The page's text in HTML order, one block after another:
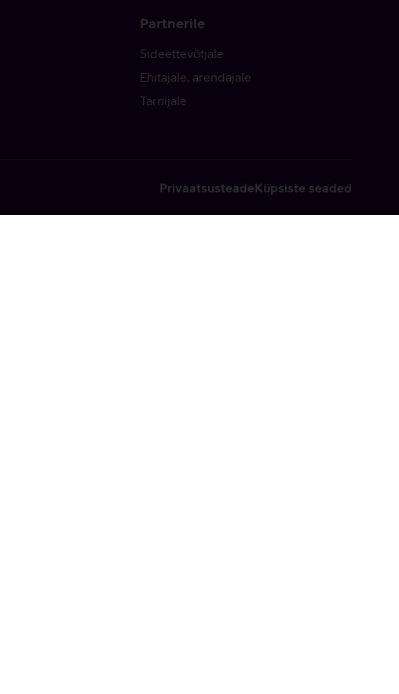
Partnerile
Sideettevõtjale
Ehitajale, arendajale
Tarnijale
PrivaatsusteadeKüpsiste seaded